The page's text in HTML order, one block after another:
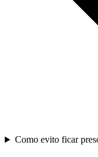
Como evito ficar